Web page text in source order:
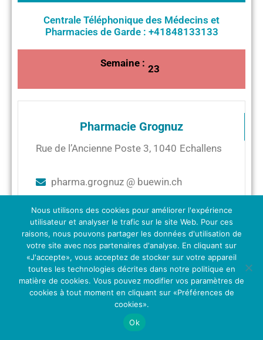
Centrale Téléphonique des Médecins et
Pharmacies de Garde : +41848133133
Semaine : 23
Pharmacie Grognuz
Rue de l’Ancienne Poste 3, 1040 Echallens
pharma.grognuz @ buewin.ch
+41218862351
2022 au 12
Nous utilisons des cookies pour améliorer l'expérience
utilisateur et analyser le trafic sur le site Web. Pour ces
raisons, nous pouvons partager les données d'utilisation de
votre site avec nos partenaires d'analyse. En cliquant sur
«J'accepte», vous acceptez de stocker sur votre appareil
toutes les technologies décrites dans notre politique en
matière de cookies. Vous pouvez modifier vos paramètres de
cookies à tout moment en cliquant sur «Préférences de
cookies».
Ok